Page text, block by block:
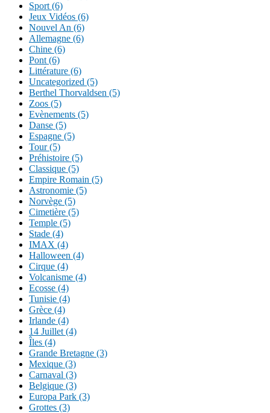
Sport (6)
Jeux Vidéos (6)
Nouvel An (6)
Allemagne (6)
Chine (6)
Pont (6)
Littérature (6)
Uncategorized (5)
Berthel Thorvaldsen (5)
Zoos (5)
Evènements (5)
Danse (5)
Espagne (5)
Tour (5)
Préhistoire (5)
Classique (5)
Empire Romain (5)
Astronomie (5)
Norvège (5)
Cimetière (5)
Temple (5)
Stade (4)
IMAX (4)
Halloween (4)
Cirque (4)
Volcanisme (4)
Ecosse (4)
Tunisie (4)
Grèce (4)
Irlande (4)
14 Juillet (4)
Îles (4)
Grande Bretagne (3)
Mexique (3)
Carnaval (3)
Belgique (3)
Europa Park (3)
Grottes (3)